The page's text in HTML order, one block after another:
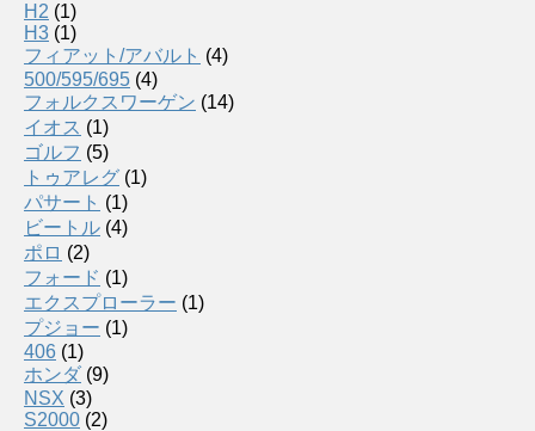
H2 (1)
H3 (1)
フィアット/アバルト (4)
500/595/695 (4)
フォルクスワーゲン (14)
イオス (1)
ゴルフ (5)
トゥアレグ (1)
パサート (1)
ビートル (4)
ポロ (2)
フォード (1)
エクスプローラー (1)
プジョー (1)
406 (1)
ホンダ (9)
NSX (3)
S2000 (2)